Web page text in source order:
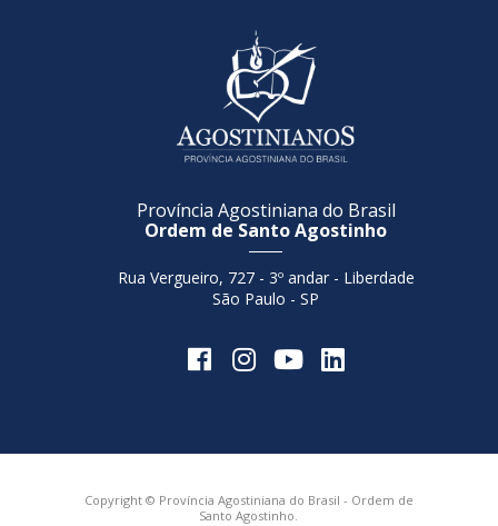
Província Agostiniana do Brasil
Ordem de Santo Agostinho
Rua Vergueiro, 727 - 3º andar - Liberdade
São Paulo - SP
Copyright © Província Agostiniana do Brasil - Ordem de
Santo Agostinho.